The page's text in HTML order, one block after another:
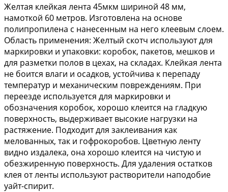
Желтая клейкая лента 45мкм шириной 48 мм,
намоткой 60 метров. Изготовлена на основе
полипропилена с нанесенным на него клеевым слоем.
Область применения: Желтый скотч используют для
маркировки и упаковки: коробок, пакетов, мешков и
для разметки полов в цехах, на складах. Клейкая лента
не боится влаги и осадков, устойчива к перепаду
температур и механическим повреждениям. При
переезде используется для маркировки и
обозначения коробок, хорошо клеится на гладкую
поверхность, выдерживает высокие нагрузки на
растяжение. Подходит для заклеивания как
мелованных, так и гофрокоробов. Цветную ленту
видно издалека, она хорошо клеится на чистую и
обезжиренную поверхность. Для удаления остатков
клея от ленты используют растворители наподобие
уайт-спирит.